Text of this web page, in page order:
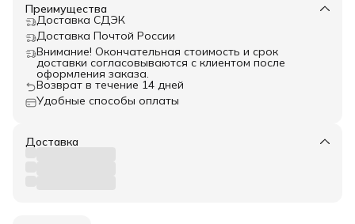
Преимущества
Доставка СДЭК
Доставка Почтой России
Внимание! Окончательная стоимость и срок
доставки согласовываются с клиентом после
оформления заказа.
Возврат в течение 14 дней
Удобные способы оплаты
Доставка